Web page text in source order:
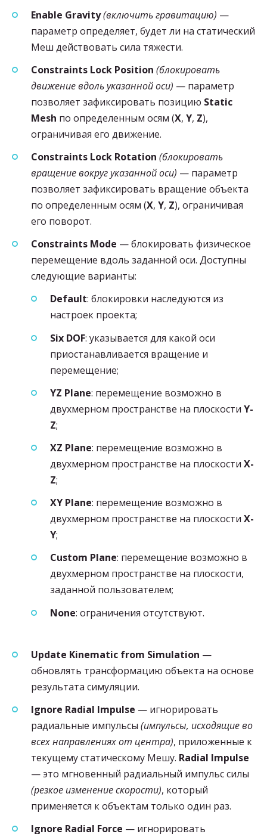
Enable Gravity(включить гравитацию) —
параметр определяет, будет ли на статический
Меш действовать сила тяжести.
Constraints Lock Position (блокировать
движение вдоль указанной оси) — параметр
позволяет зафиксировать позицию Static
Mesh по определенным осям (X, Y, Z),
ограничивая его движение.
Constraints Lock Rotation (блокировать
вращение вокруг указанной оси) — параметр
позволяет зафиксировать вращение объекта
по определенным осям (X, Y, Z), ограничивая
его поворот.
Constraints Mode — блокировать физическое
перемещение вдоль заданной оси. Доступны
следующие варианты:
Default: блокировки наследуются из
настроек проекта;
Six DOF: указывается для какой оси
приостанавливается вращение и
перемещение;
YZ Plane: перемещение возможно в
двухмерном пространстве на плоскости Y-
Z;
XZ Plane: перемещение возможно в
двухмерном пространстве на плоскости X-
Z;
XY Plane: перемещение возможно в
двухмерном пространстве на плоскости X-
Y;
Custom Plane: перемещение возможно в
двухмерном пространстве на плоскости,
заданной пользователем;
None: ограничения отсутствуют.
Update Kinematic from Simulation —
обновлять трансформацию объекта на основе
результата симуляции.
Ignore Radial Impulse — игнорировать
радиальные импульсы (импульсы, исходящие во
всех направлениях от центра), приложенные к
текущему статическому Мешу. Radial Impulse
— это мгновенный радиальный импульс силы
(резкое изменение скорости), который
применяется к объектам только один раз.
Ignore Radial Force — игнорировать